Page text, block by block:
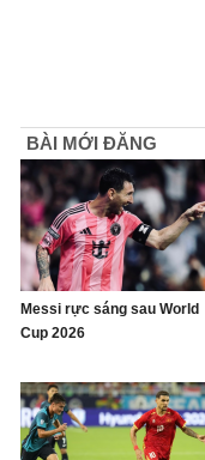
BÀI MỚI ĐĂNG
Messi rực sáng sau World
Cup 2026